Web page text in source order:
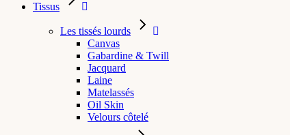
Tissus
Les tissés lourds
Canvas
Gabardine & Twill
Jacquard
Laine
Matelassés
Oil Skin
Velours côtelé